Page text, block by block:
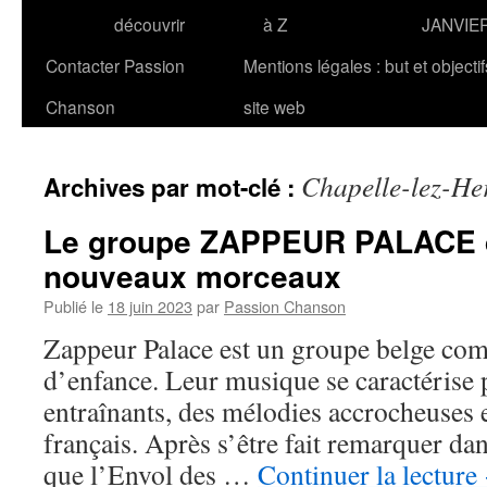
découvrir
à Z
Contacter Passion
Chanson
Mentions légales : but et
site web
Archives par mot-clé : Chapelle-lez-
Le groupe ZAPPEUR
nouveaux morceaux
Publié le 18 juin 2023 par Passion Chanson
Zappeur Palace est un groupe belge
d’enfance. Leur musique se
entraînants, des mélodies accrocheuses
français. Après s’être fait remarquer
que l’Envol des … Continuer la lecture